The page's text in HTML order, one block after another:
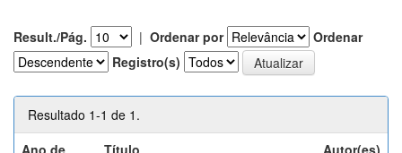
Result./Pág. | Ordenar por
Ordenar
Registro(s)
Resultado 1-1 de 1.
Ano de
Título Autor(es)